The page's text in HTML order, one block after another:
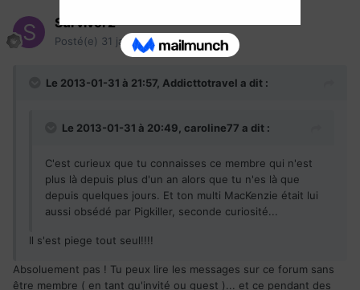
Survivor2
Posté(e) 31 janvier 2013
Le 2013-01-31 à 21:57, Addicttotravel a dit :
Le 2013-01-31 à 20:49, caroline77 a dit :
C'est curieux que tu connaisses ce membre qui n'est
plus là depuis plus d'un an alors que tu n'es là que
depuis quelques jours. Et ton multi MacKenzie était lui
aussi obsédé par Pigkiller, seconde curiosité...
Il s'est piege tout seul!!!!
Absoluement pas ! Tu peux lire les messages sur ce forum sans
être membre ( en tant qu'invité ou guest )... et ce pendant des